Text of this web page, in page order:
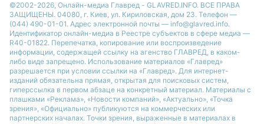
©2002-2026, Онлайн-медиа Главред - GLAVRED.INFO. ВСЕ ПРАВА
ЗАЩИЩЕНЫ. 04080, г. Киев, ул. Кириловская, дом 23. Телефон —
(044) 490-01-01. Адрес электронной почты — info@glavred.info.
Идентификатор онлайн-медиа в Реестре cубъектов в сфере медиа —
R40-01822. Перепечатка, копирование или воспроизведение
информации, содержащей ссылку на агенство ГЛАВРЕД, в каком-
либо виде запрещено. Использование материалов «Главред»
разрешается при условии ссылки на «Главред». Для интернет-
изданий обязательна прямая, открытая для поисковых систем,
гиперссылка в первом абзаце на конкретный материал. Материалы с
плашками «Реклама», «Новости компаний», «Актуально», «Точка
зрения», «Официально» публикуются на коммерческих или
партнерских началах. Точки зрения, выраженные в материалах в